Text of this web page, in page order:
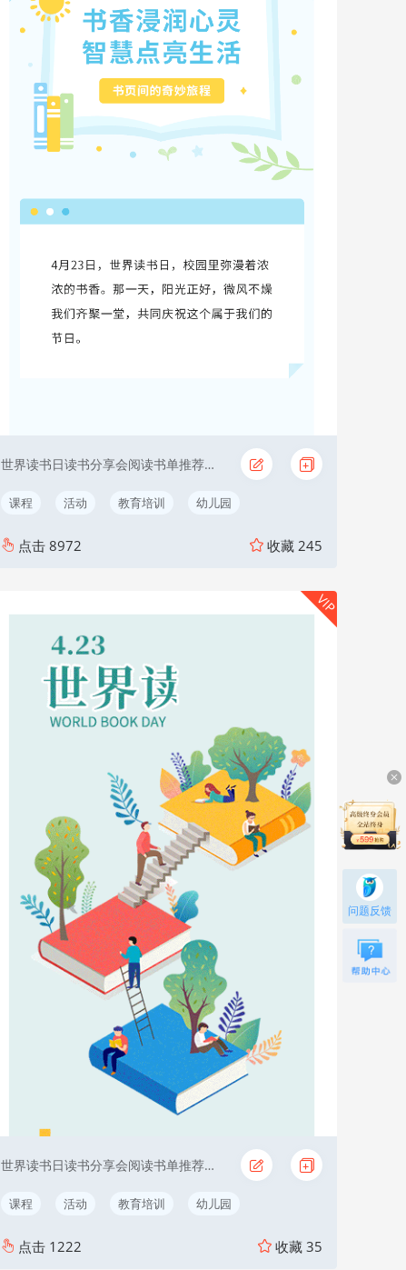
世界读书日读书分享会阅读书单推荐教育读书月
课程 活动 教育培训 幼儿园
点击 8972 收藏 245
世界读书日读书分享会阅读书单推荐教育读书月
课程 活动 教育培训 幼儿园
点击 1222 收藏 35
VIP
问题反馈